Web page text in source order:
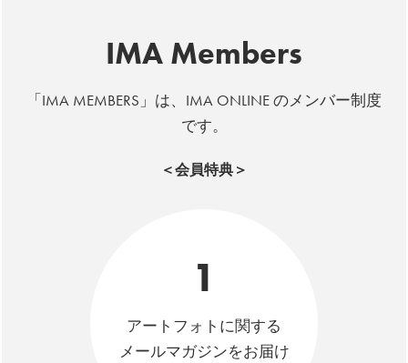
IMA Members
「IMA MEMBERS」は、IMA ONLINE のメンバー制度
です。
＜会員特典＞
1
アートフォトに関する
メールマガジンをお届け